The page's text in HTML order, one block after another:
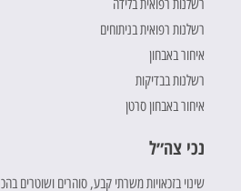
רשלנות רפואית בלידה
רשלנות רפואית בניתוחים
איחור באבחון
רשלנות בבדיקות
איחור באבחון סרטן
נכי צה״ל
שינוי בזכאויות משרתי קבע, סוהרים ושוטרים